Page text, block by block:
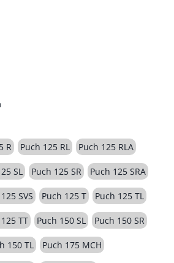
R Puch 125 RL Puch 125 RLA
SL Puch 125 SR Puch 125 SRA
SVS Puch 125 T Puch 125 TL
TT Puch 150 SL Puch 150 SR
150 TL Puch 175 MCH